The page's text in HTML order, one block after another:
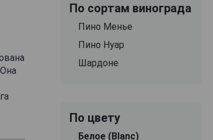
По сортам винограда
Пино Менье
Пино Нуар
Шардоне
По цвету
Белое (Blanc)